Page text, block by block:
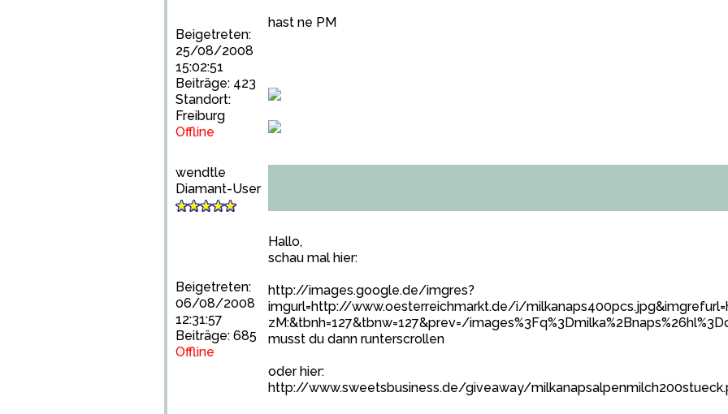
Beigetreten:
25/08/2008
15:02:51
Beiträge: 423
Standort:
Freiburg
Offline
hast ne PM
wendtle
Diamant-User
Beigetreten:
06/08/2008
12:31:57
Beiträge: 685
Offline
Hallo,
schau mal hier:
http://images.google.de/imgres?
imgurl=http://www.oesterreichmarkt.de/i/
zM:&tbnh=127&tbnw=127&prev=/
musst du dann runterscrollen
oder hier:
http://www.sweetsbusiness.de/giveaway/